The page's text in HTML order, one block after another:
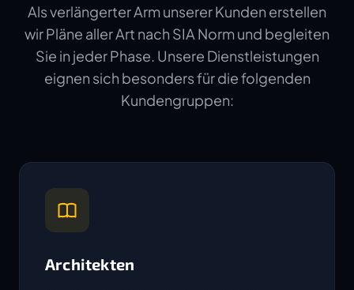
Als verlängerter Arm unserer Kunden erstellen
wir Pläne aller Art nach SIA Norm und begleiten
Sie in jeder Phase. Unsere Dienstleistungen
eignen sich besonders für die folgenden
Kundengruppen:
Architekten